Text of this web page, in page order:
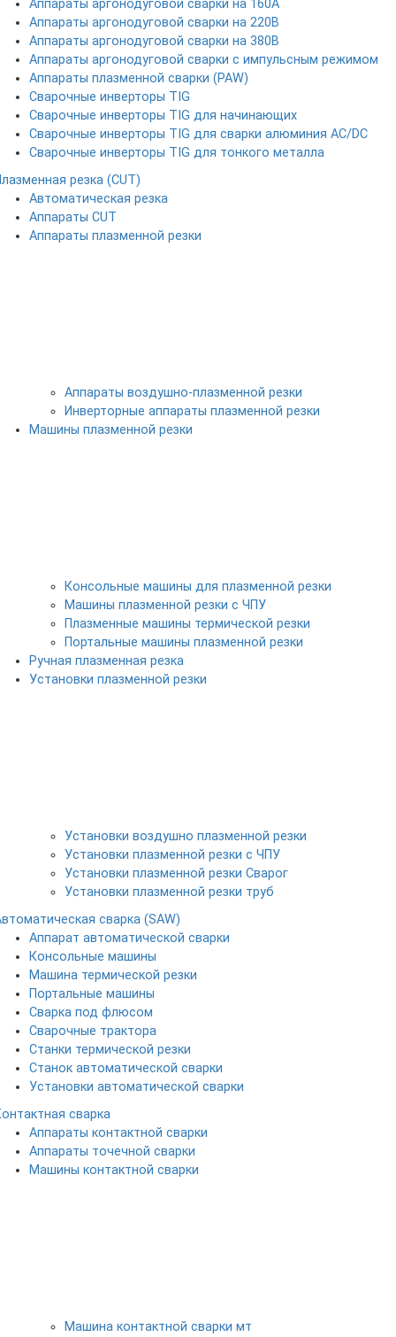
Аппараты аргонодуговой сварки на 160А
Аппараты аргонодуговой сварки на 220В
Аппараты аргонодуговой сварки на 380В
Аппараты аргонодуговой сварки с импульсным режимом
Аппараты плазменной сварки (PAW)
Сварочные инверторы TIG
Сварочные инверторы TIG для начинающих
Сварочные инверторы TIG для сварки алюминия AC/DC
Сварочные инверторы TIG для тонкого металла
резка (CUT)
Автоматическая резка
Аппараты CUT
Аппараты плазменной резки
Аппараты воздушно-плазменной резки
Инверторные аппараты плазменной резки
Машины плазменной резки
Консольные машины для плазменной резки
Машины плазменной резки с ЧПУ
Плазменные машины термической резки
Портальные машины плазменной резки
Ручная плазменная резка
Установки плазменной резки
Установки воздушно плазменной резки
Установки плазменной резки с ЧПУ
Установки плазменной резки Сварог
Установки плазменной резки труб
сварка (SAW)
Аппарат автоматической сварки
Консольные машины
Машина термической резки
Портальные машины
Сварка под флюсом
Сварочные трактора
Станки термической резки
Станок автоматической сварки
Установки автоматической сварки
сварка
Аппараты контактной сварки
Аппараты точечной сварки
Машины контактной сварки
Машина контактной сварки мт